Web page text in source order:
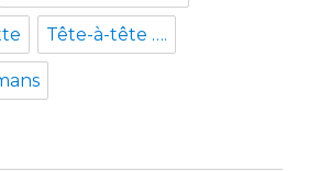
Tête-à-tête ….